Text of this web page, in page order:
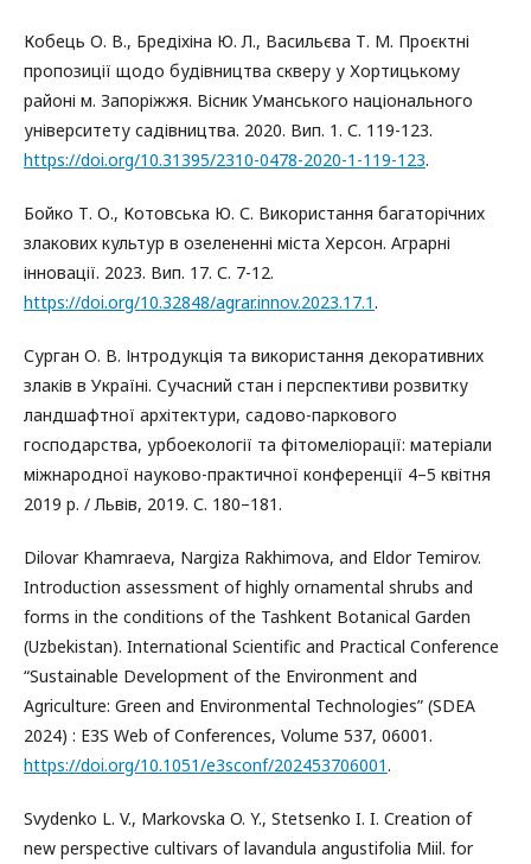
Кобець О. В., Бредіхіна Ю. Л., Васильєва Т. М. Проєктні
пропозиції щодо будівництва скверу у Хортицькому
районі м. Запоріжжя. Вісник Уманського національного
університету садівництва. 2020. Вип. 1. С. 119-123.
https://doi.org/10.31395/2310-0478-2020-1-119-123.
Бойко Т. О., Котовська Ю. С. Використання багаторічних
злакових культур в озелененні міста Херсон. Аграрні
інновації. 2023. Вип. 17. С. 7-12.
https://doi.org/10.32848/agrar.innov.2023.17.1.
Сурган О. В. Інтродукція та використання декоративних
злаків в Україні. Сучасний стан і перспективи розвитку
ландшафтної архітектури, садово-паркового
господарства, урбоекології та фітомеліорації: матеріали
міжнародної науково-практичної конференції 4–5 квітня
2019 р. / Львів, 2019. С. 180–181.
Dilovar Khamraeva, Nargiza Rakhimova, and Eldor Temirov.
Introduction assessment of highly ornamental shrubs and
forms in the conditions of the Tashkent Botanical Garden
(Uzbekistan). International Scientific and Practical Conference
“Sustainable Development of the Environment and
Agriculture: Green and Environmental Technologies” (SDEA
2024) : E3S Web of Conferences, Volume 537, 06001.
https://doi.org/10.1051/e3sconf/202453706001.
Svydenko L. V., Markovska O. Y., Stetsenko I. I. Сreation of
new perspective cultivars of lavandula angustifolia Miil. for